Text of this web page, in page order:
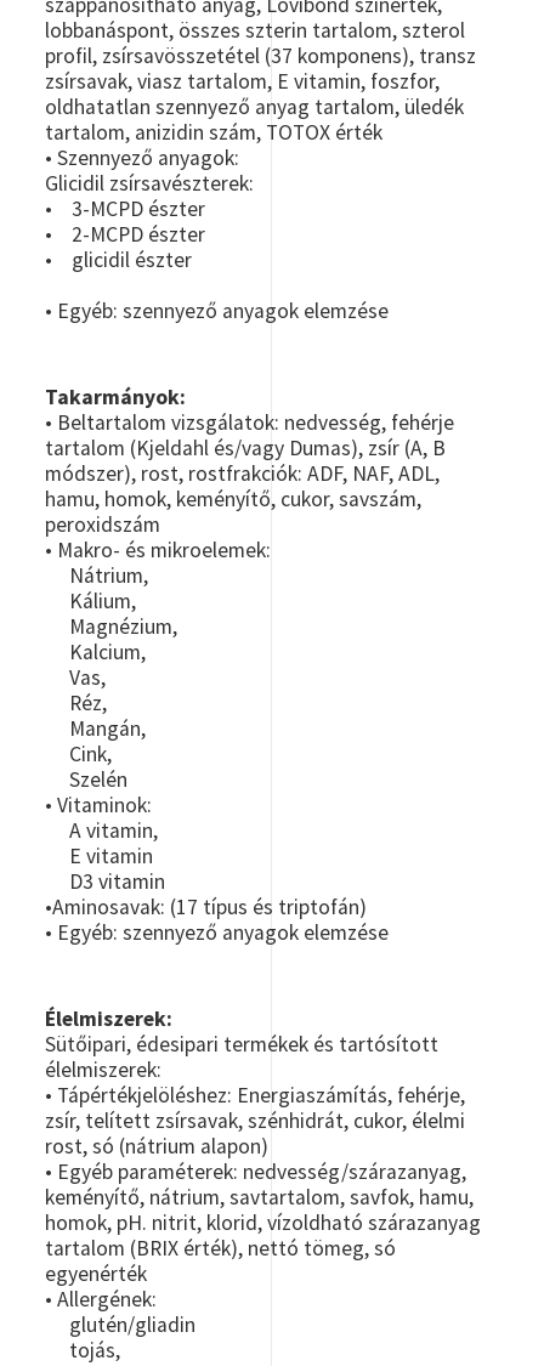
lobbanáspont, összes szterin tartalom, szterol
profil, zsírsavösszetétel (37 komponens), transz
zsírsavak, viasz tartalom, E vitamin, foszfor,
oldhatatlan szennyező anyag tartalom, üledék
tartalom, anizidin szám, TOTOX érték
• Szennyező anyagok:
Glicidil zsírsavészterek:
• 3-MCPD észter
• 2-MCPD észter
• glicidil észter
• Egyéb: szennyező anyagok elemzése
Takarmányok:
• Beltartalom vizsgálatok: nedvesség, fehérje
tartalom (Kjeldahl és/vagy Dumas), zsír (A, B
módszer), rost, rostfrakciók: ADF, NAF, ADL,
hamu, homok, keményítő, cukor, savszám,
peroxidszám
• Makro- és mikroelemek:
Nátrium,
Kálium,
Magnézium,
Kalcium,
Vas,
Réz,
Mangán,
Cink,
Szelén
• Vitaminok:
A vitamin,
E vitamin
D3 vitamin
•Aminosavak: (17 típus és triptofán)
• Egyéb: szennyező anyagok elemzése
Élelmiszerek:
Sütőipari, édesipari termékek és tartósított
élelmiszerek:
• Tápértékjelöléshez: Energiaszámítás, fehérje,
zsír, telített zsírsavak, szénhidrát, cukor, élelmi
rost, só (nátrium alapon)
• Egyéb paraméterek: nedvesség/szárazanyag,
keményítő, nátrium, savtartalom, savfok, hamu,
homok, pH. nitrit, klorid, vízoldható szárazanyag
tartalom (BRIX érték), nettó tömeg, só
egyenérték
• Allergének:
glutén/gliadin
tojás,